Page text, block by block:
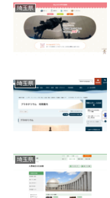
埼玉県
埼玉県
埼玉県